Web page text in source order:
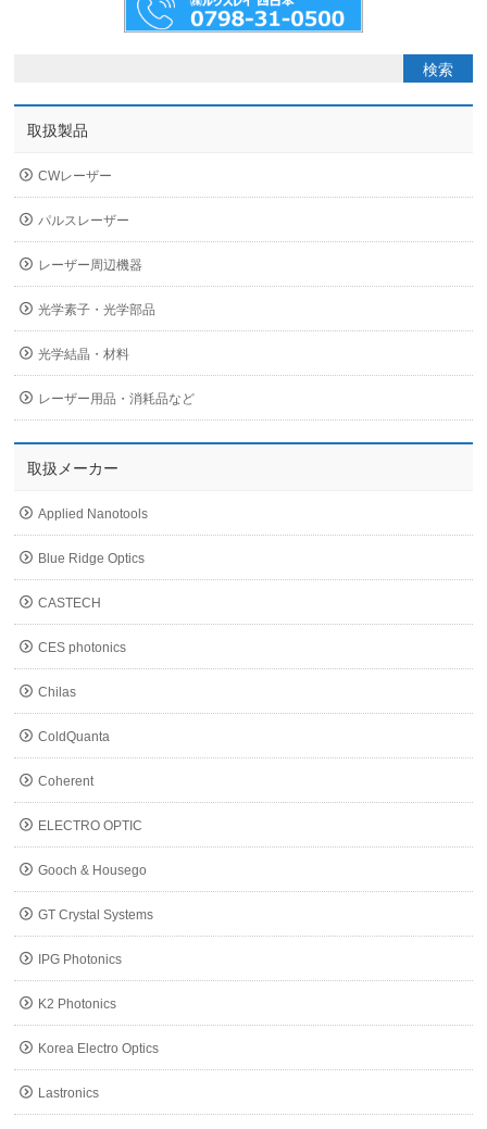
取扱製品
CWレーザー
パルスレーザー
レーザー周辺機器
光学素子・光学部品
光学結晶・材料
レーザー用品・消耗品など
取扱メーカー
Applied Nanotools
Blue Ridge Optics
CASTECH
CES photonics
Chilas
ColdQuanta
Coherent
ELECTRO OPTIC
Gooch & Housego
GT Crystal Systems
IPG Photonics
K2 Photonics
Korea Electro Optics
Lastronics